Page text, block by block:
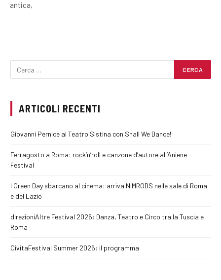
antica,
ARTICOLI RECENTI
Giovanni Pernice al Teatro Sistina con Shall We Dance!
Ferragosto a Roma: rock’n’roll e canzone d’autore all’Aniene
Festival
I Green Day sbarcano al cinema: arriva NIMRODS nelle sale di Roma
e del Lazio
direzioniAltre Festival 2026: Danza, Teatro e Circo tra la Tuscia e
Roma
CivitaFestival Summer 2026: il programma